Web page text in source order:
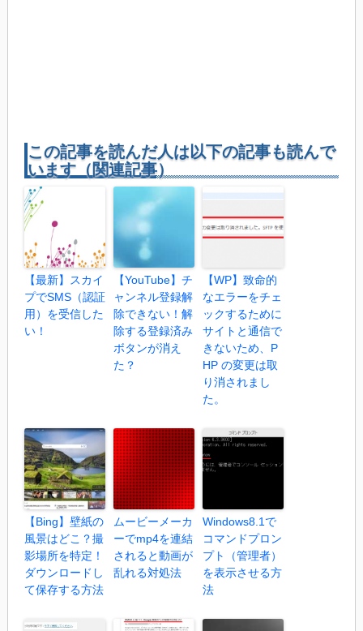
この記事を読んだ人は以下の記事も読んで
います（関連記事）
【最新】スカイ
プでSMS（認証
用）を受信した
い！
【YouTube】チ
ャンネル登録解
除できない！解
除する登録済み
ボタンが消え
た？
【WP】致命的
なエラーをチェ
ックするために
サイトと通信で
きないため、P
HP の変更は取
り消されまし
た。
【Bing】壁紙の
風景はどこ？撮
影場所を特定！
ダウンロードし
て保存する方法
ムービーメーカ
ーでmp4を連結
されると動画が
乱れる対処法
Windows8.1で
コマンドプロン
プト（管理者）
を表示させる方
法